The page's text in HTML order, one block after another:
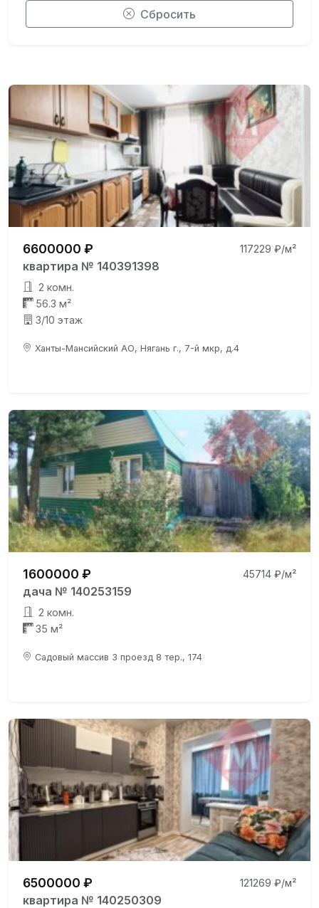
Сбросить
6600000 ₽ 117229 ₽/м²
квартира № 140391398
2 комн.
56.3 м²
3/10 этаж
Ханты-Мансийский АО, Нягань г., 7-й мкр, д.4
1600000 ₽ 45714 ₽/м²
дача № 140253159
2 комн.
35 м²
Садовый массив 3 проезд 8 тер., 174
6500000 ₽ 121269 ₽/м²
квартира № 140250309